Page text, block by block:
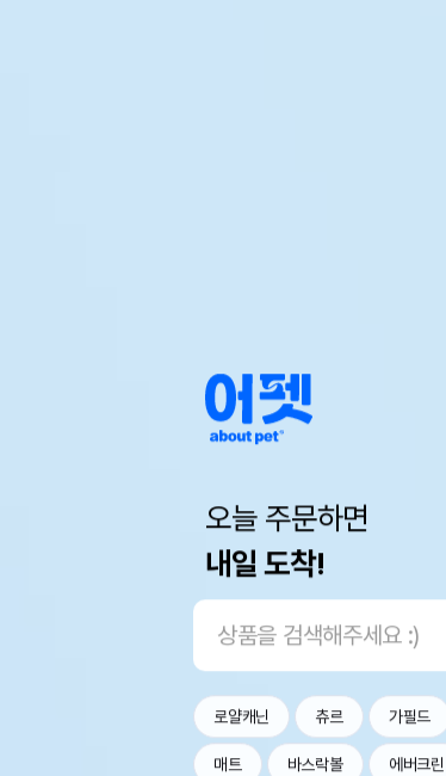
오늘 주문하면
내일 도착!
로얄캐닌 츄르 가필드
매트 바스락볼 에버크린